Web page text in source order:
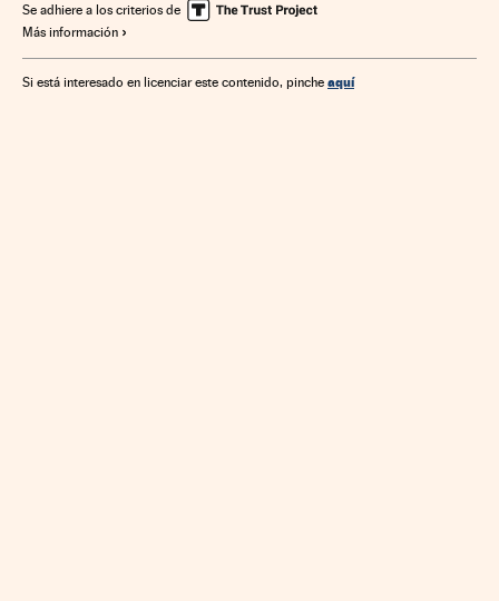
Se adhiere a los criterios de
Más información
Si está interesado en licenciar este contenido, pinche aquí